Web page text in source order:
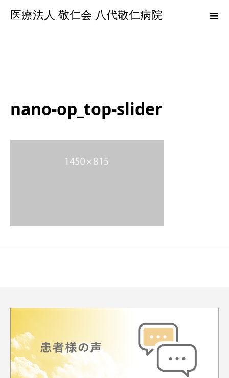
医療法人 敬仁会 八代敬仁病院
nano-op_top-slider